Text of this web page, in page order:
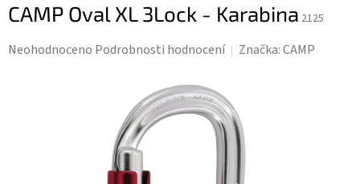
CAMP Oval XL 3Lock - Karabina 2125
Průměrné
Neohodnoceno Podrobnosti hodnocení Značka:CAMP